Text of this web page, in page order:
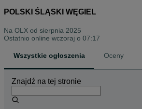
POLSKI ŚLĄSKI WĘGIEL
Na OLX od sierpnia 2025
Ostatnio online wczoraj o 07:17
Wszystkie ogłoszenia Oceny
Znajdź na tej stronie